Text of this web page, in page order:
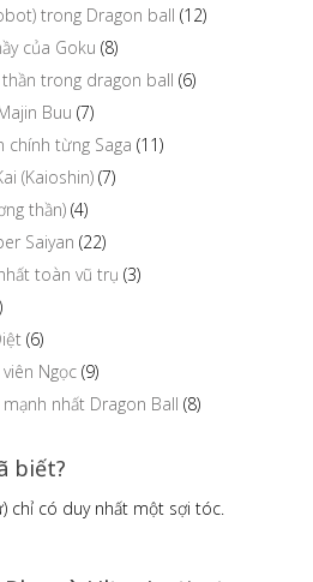
trong Dragon ball (12)
của Goku (8)
trong dragon ball (6)
Buu (7)
chính từng Saga (11)
(Kaioshin) (7)
thần) (4)
Saiyan (22)
toàn vũ trụ (3)
(6)
Ngọc (9)
nhất Dragon Ball (8)
biết?
chỉ có duy nhất một sợi tóc.